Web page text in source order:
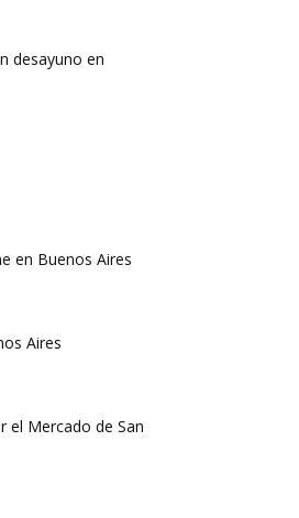
desayuno en
en Buenos Aires
Aires
el Mercado de San